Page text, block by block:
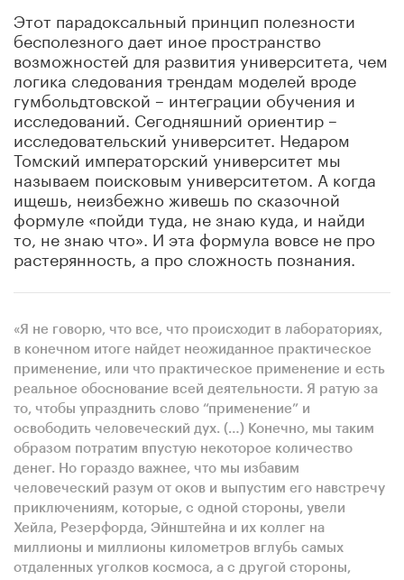
Этот парадоксальный принцип полезности
бесполезного дает иное пространство
возможностей для развития университета, чем
логика следования трендам моделей вроде
гумбольдтовской – интеграции обучения и
исследований. Сегодняшний ориентир –
исследовательский университет. Недаром
Томский императорский университет мы
называем поисковым университетом. А когда
ищешь, неизбежно живешь по сказочной
формуле «пойди туда, не знаю куда, и найди
то, не знаю что». И эта формула вовсе не про
растерянность, а про сложность познания.
«Я не говорю, что все, что происходит в лабораториях,
в конечном итоге найдет неожиданное практическое
применение, или что практическое применение и есть
реальное обоснование всей деятельности. Я ратую за
то, чтобы упразднить слово “применение” и
освободить человеческий дух. (…) Конечно, мы таким
образом потратим впустую некоторое количество
денег. Но гораздо важнее, что мы избавим
человеческий разум от оков и выпустим его навстречу
приключениям, которые, с одной стороны, увели
Хейла, Резерфорда, Эйнштейна и их коллег на
миллионы и миллионы километров вглубь самых
отдаленных уголков космоса, а с другой стороны,